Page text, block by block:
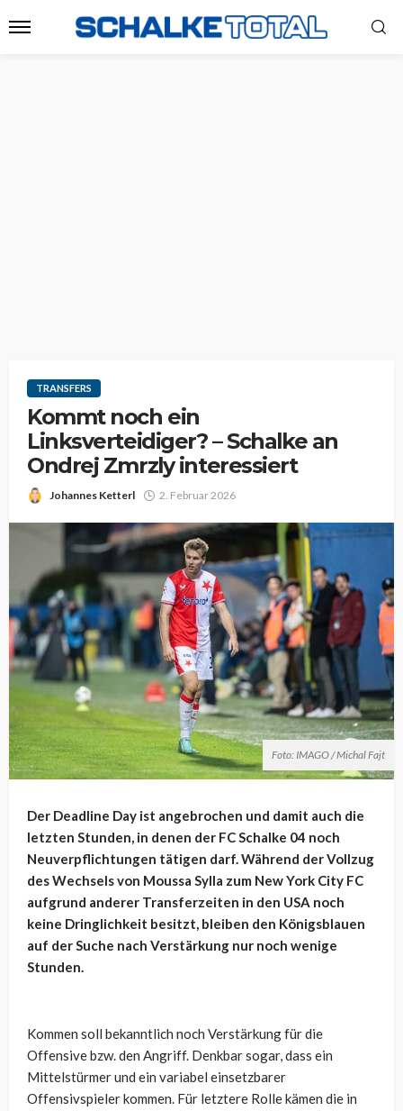
TRANSFERS
Kommt noch ein
Linksverteidiger? – Schalke an
Ondrej Zmrzly interessiert
Johannes Ketterl 2. Februar 2026
Foto: IMAGO / Michal Fajt
Der Deadline Day ist angebrochen und damit auch die
letzten Stunden, in denen der FC Schalke 04 noch
Neuverpflichtungen tätigen darf. Während der Vollzug
des Wechsels von Moussa Sylla zum New York City FC
aufgrund anderer Transferzeiten in den USA noch
keine Dringlichkeit besitzt, bleiben den Königsblauen
auf der Suche nach Verstärkung nur noch wenige
Stunden.
Kommen soll bekanntlich noch Verstärkung für die
Offensive bzw. den Angriff. Denkbar sogar, dass ein
Mittelstürmer und ein variabel einsetzbarer
Offensivspieler kommen. Für letztere Rolle kämen die in